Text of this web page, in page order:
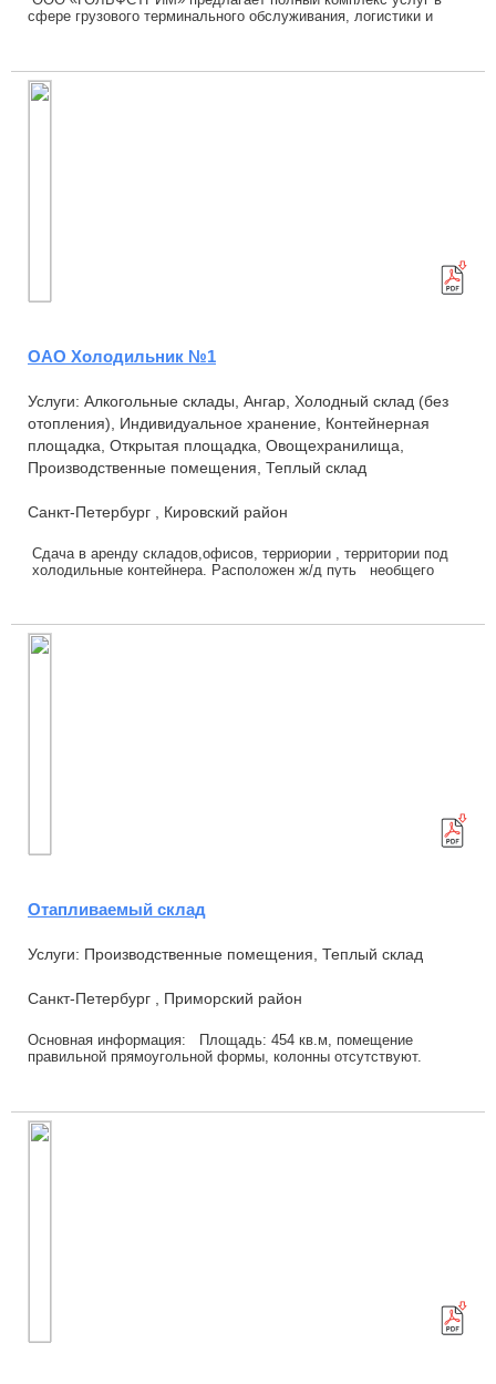
сфере грузового терминального обслуживания, логистики и
ОАО Холодильник №1
Услуги: Алкогольные склады, Ангар, Холодный склад (без
отопления), Индивидуальное хранение, Контейнерная
площадка, Открытая площадка, Овощехранилища,
Производственные помещения, Теплый склад
Санкт-Петербург , Кировский район
Сдача в аренду складов,офисов, терриории , территории под
холодильные контейнера. Расположен ж/д путь необщего
Отапливаемый склад
Услуги: Производственные помещения, Теплый склад
Санкт-Петербург , Приморский район
Основная информация: Площадь: 454 кв.м, помещение
правильной прямоугольной формы, колонны отсутствуют.